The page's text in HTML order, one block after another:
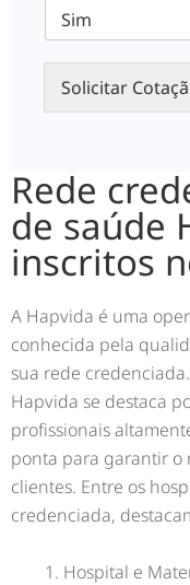
Solicitar
Rede
de saúde
inscritos
A Hapvida é uma
conhecida pela
sua rede
Hapvida se destaca
profissionais
ponta para garantir o
clientes. Entre os
credenciada,
Hospital e